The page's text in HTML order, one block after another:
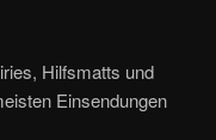
Hilfsmatts und
Einsendungen